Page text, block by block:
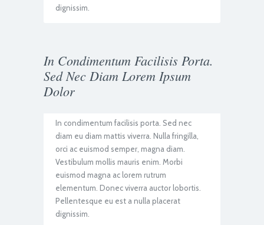
dignissim.
In Condimentum Facilisis Porta.
Sed Nec Diam Lorem Ipsum
Dolor
In condimentum facilisis porta. Sed nec
diam eu diam mattis viverra. Nulla fringilla,
orci ac euismod semper, magna diam.
Vestibulum mollis mauris enim. Morbi
euismod magna ac lorem rutrum
elementum. Donec viverra auctor lobortis.
Pellentesque eu est a nulla placerat
dignissim.